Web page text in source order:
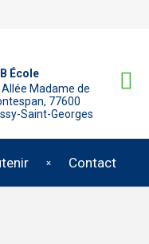
École
Allée Madame de
77600
Saint-Georges
Contact